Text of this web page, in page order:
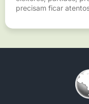
precisam ficar